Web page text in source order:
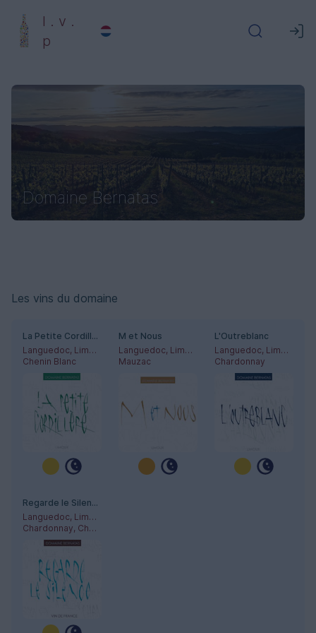
l . v .
p
Domaine Bernatas
Les vins du domaine
La Petite Cordillère
Languedoc, Limoux
Chenin Blanc
M et Nous
Languedoc, Limoux
Mauzac
L'Outreblanc
Languedoc, Limoux
Chardonnay
Regarde le Silence
Languedoc, Limoux
Chardonnay, Chenin Blanc, Mauzac